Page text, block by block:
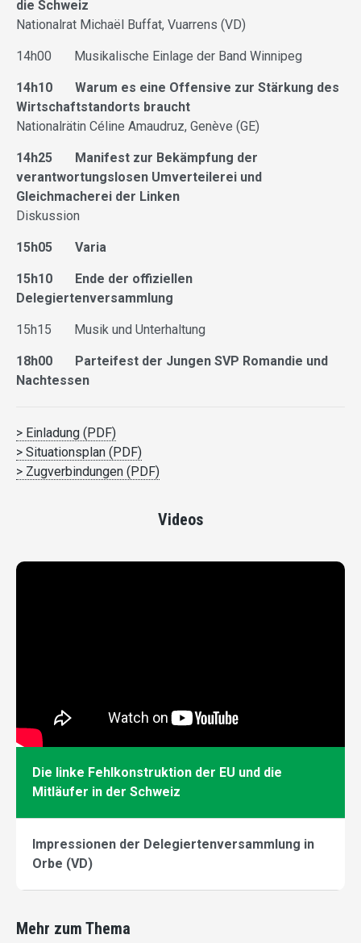
die Schweiz
Nationalrat Michaël Buffat, Vuarrens (VD)
14h00 Musikalische Einlage der Band Winnipeg
14h10 Warum es eine Offensive zur Stärkung des
Wirtschaftstandorts braucht
Nationalrätin Céline Amaudruz, Genève (GE)
14h25 Manifest zur Bekämpfung der
verantwortungslosen Umverteilerei und
Gleichmacherei der Linken
Diskussion
15h05 Varia
15h10 Ende der offiziellen
Delegiertenversammlung
15h15 Musik und Unterhaltung
18h00 Parteifest der Jungen SVP Romandie und
Nachtessen
> Einladung (PDF)
> Situationsplan (PDF)
> Zugverbindungen (PDF)
Videos
Die linke Fehlkonstruktion der EU und die
Mitläufer in der Schweiz
Impressionen der Delegiertenversammlung in
Orbe (VD)
Mehr zum Thema